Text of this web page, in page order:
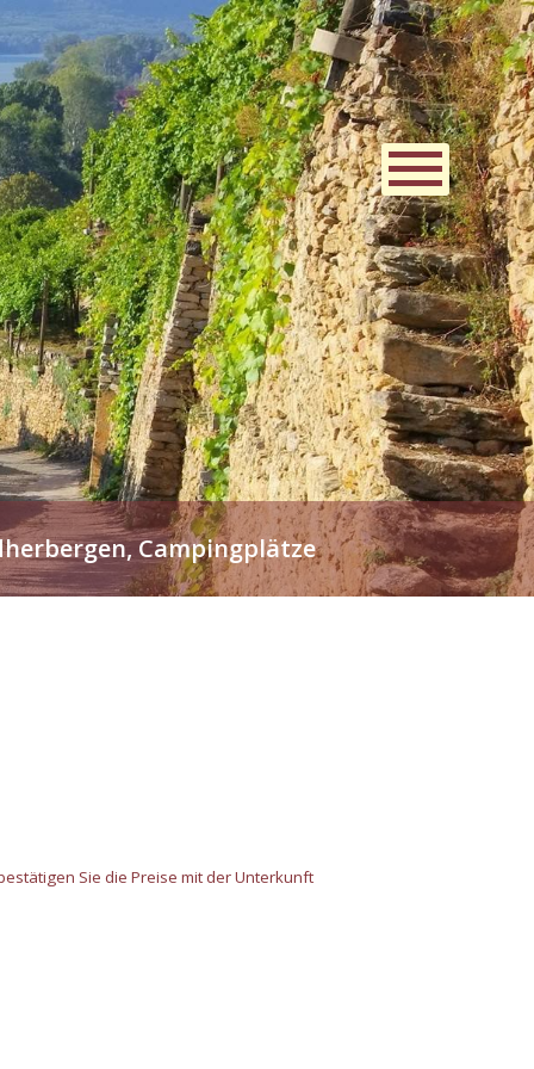
Campingplätze
Sie die Preise mit der Unterkunft